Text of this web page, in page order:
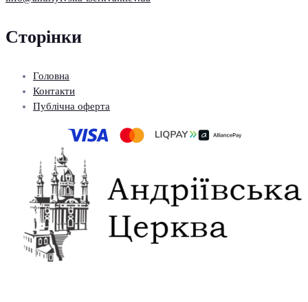
Сторінки
Головна
Контакти
Публічна оферта